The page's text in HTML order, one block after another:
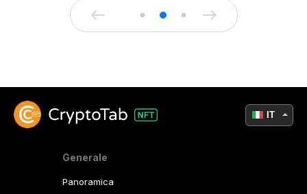
Generale
Panoramica
IT